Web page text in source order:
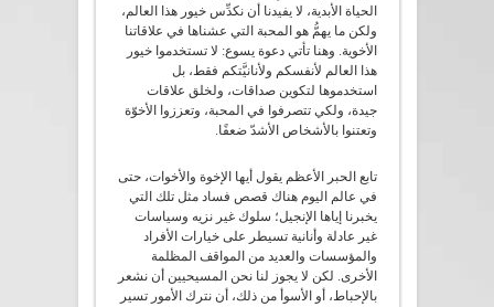
الحياة الأبدية، لا يفيدنا أن نكدِّس خيور هذا العالم،
ولكن ما يهمُّ هو المحبة التي عشناها في علاقاتنا
الأخوية. وهنا تأتي دعوة يسوع: لا تستخدموا خيور
هذا العالم لأنفسكم ولأنانيَّتكم فقط، بل
استخدموها لتكوين صداقات، ولخلق علاقات
جيدة، ولكي تتصرفوا في المحبة، وتعززوا الأخوّة
وتعتنوا بالأشخاص الأشدّ ضعفًا.
تابع الحبر الأعظم يقول أيها الإخوة والأخوات، حتى
في عالم اليوم هناك قصص فساد مثل تلك التي
يخبرنا إياها الإنجيل؛ سلوك غير نزيه وسياسات
غير عادلة وأنانية تسيطر على خيارات الأفراد
والمؤسسات والعديد من المواقف المظلمة
الأخرى. لكن لا يجوز لنا نحن المسيحيين أن نشعر
بالإحباط، أو الأسوأ من ذلك، أن نترك الأمور تسير